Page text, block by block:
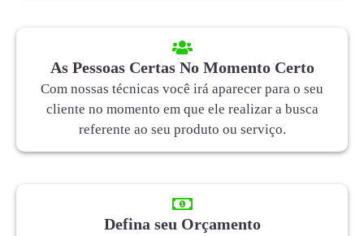
As Pessoas Certas No Momento Certo
Com nossas técnicas você irá aparecer para o seu
cliente no momento em que ele realizar a busca
referente ao seu produto ou serviço.
Defina seu Orçamento